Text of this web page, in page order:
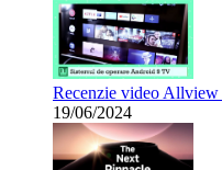
Recenzie video
19/06/2024